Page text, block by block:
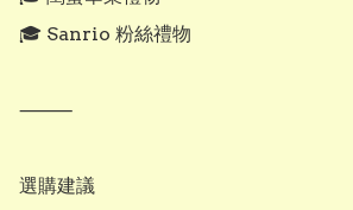
🎓 Sanrio 粉絲禮物
⸻
選購建議